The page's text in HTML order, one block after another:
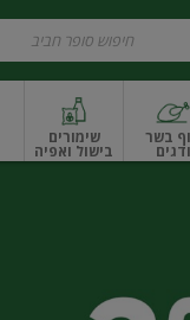
בשר
ודגים
שימורים
בישול ואפיה
ואגוזיםפירות יבשים